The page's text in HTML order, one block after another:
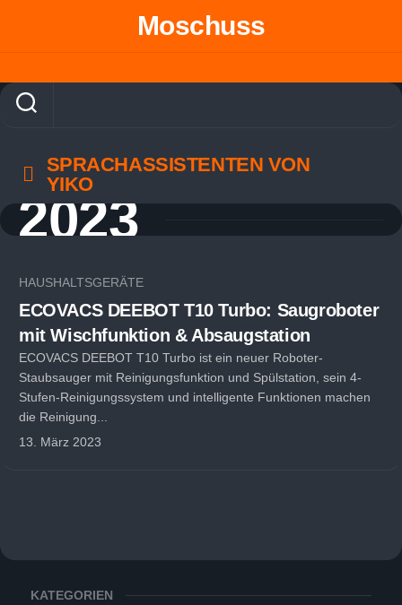
Moschuss
SPRACHASSISTENTEN VON
YIKO
2023
HAUSHALTSGERÄTE
ECOVACS DEEBOT T10 Turbo: Saugroboter
mit Wischfunktion & Absaugstation
ECOVACS DEEBOT T10 Turbo ist ein neuer Roboter-
Staubsauger mit Reinigungsfunktion und Spülstation, sein 4-
Stufen-Reinigungssystem und intelligente Funktionen machen
die Reinigung...
13. März 2023
KATEGORIEN